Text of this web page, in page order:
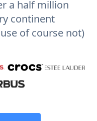
a half million
continent
of course not)